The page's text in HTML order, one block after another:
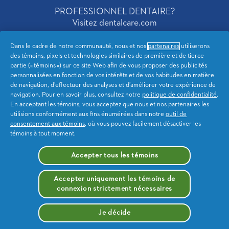
PROFESSIONNEL DENTAIRE?
Visitez dentalcare.com
Canada French
Notification de ConfidentialiteConfidentialité de l'AC
Conditions d’utilisation Déclaration d’accessibilité
Plan du site
Me désinscrire de la publicité
© 2026 Procter & Gamble
Dans le cadre de notre communauté, nous et nos partenaires utiliserons
des témoins, pixels et technologies similaires de première et de tierce
partie (« témoins ») sur ce site Web afin de vous proposer des publicités
personnalisées en fonction de vos intérêts et de vos habitudes en matière
de navigation, d’effectuer des analyses et d’améliorer votre expérience de
navigation. Pour en savoir plus, consultez notre politique de confidentialité.
En acceptant les témoins, vous acceptez que nous et nos partenaires les
utilisions conformément aux fins énumérées dans notre outil de
consentement aux témoins, où vous pouvez facilement désactiver les
témoins à tout moment.
Accepter tous les témoins
Accepter uniquement les témoins de
connexion strictement nécessaires
Je décide